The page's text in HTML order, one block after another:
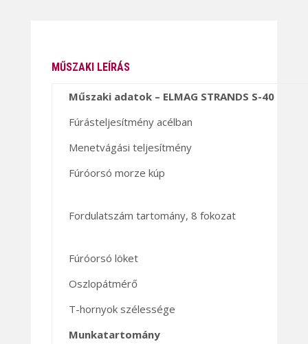
MŰSZAKI LEÍRÁS
Műszaki adatok – ELMAG STRANDS S-40
Fúrásteljesítmény acélban
Menetvágási teljesítmény
Fúróorsó morze kúp
Fordulatszám tartomány, 8 fokozat
Fúróorsó löket
Oszlopátmérő
T-hornyok szélessége
Munkatartomány